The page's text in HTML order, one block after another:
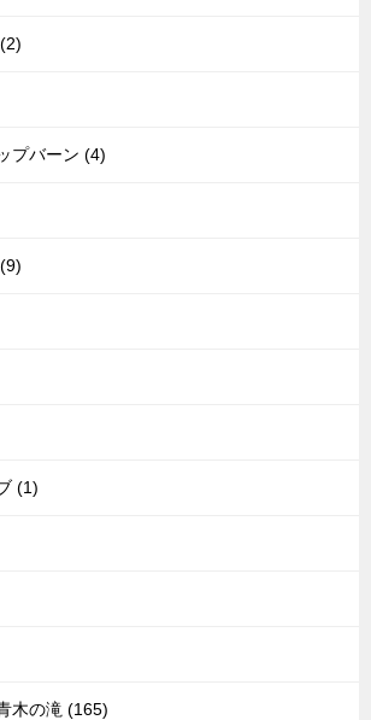
プバーン (4)
(1)
木の滝 (165)